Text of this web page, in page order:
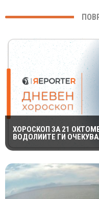
ХОРОСКОП ЗА 21
ВОДОЛИИТЕ ГИ